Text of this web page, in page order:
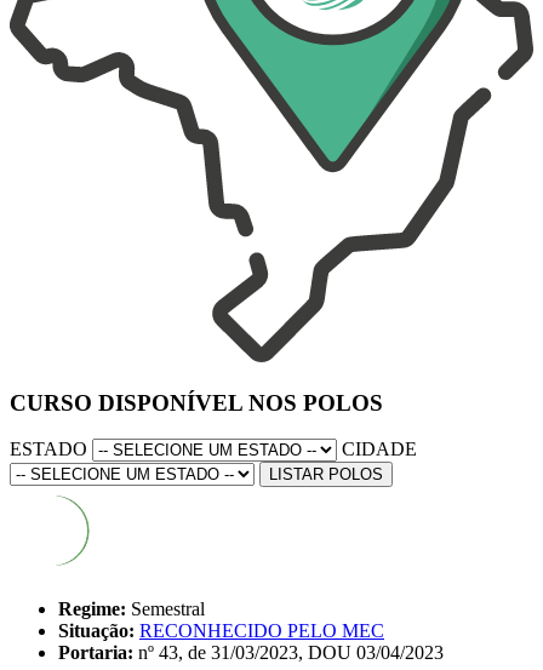
CURSO DISPONÍVEL NOS POLOS
ESTADO CIDADE
LISTAR POLOS
Regime: Semestral
Situação: RECONHECIDO PELO MEC
Portaria: nº 43, de 31/03/2023, DOU 03/04/2023